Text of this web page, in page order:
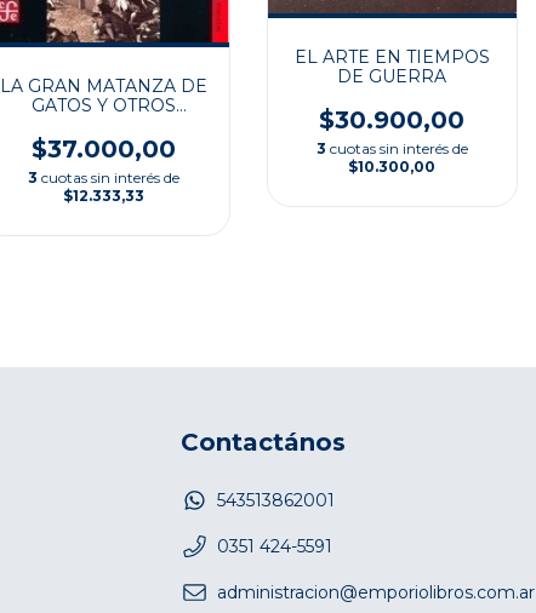
LA GRAN MATANZA DE
GATOS Y OTROS
HISTORIA DE LA
CULTURA FRANCESA
$37.000,00
3 cuotas sin interés de
$12.333,33
EL ARTE EN TIEMPOS
DE GUERRA
$30.900,00
3 cuotas sin interés de
$10.300,00
Contactános
543513862001
0351 424-5591
administracion@emporiolibros.com.ar